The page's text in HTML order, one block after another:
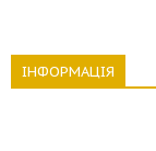
ІНФОРМАЦІЯ